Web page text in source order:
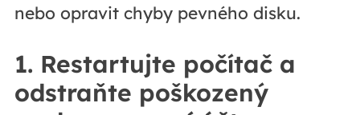
nebo opravit chyby pevného disku.
1. Restartujte počítač a
odstraňte poškozený